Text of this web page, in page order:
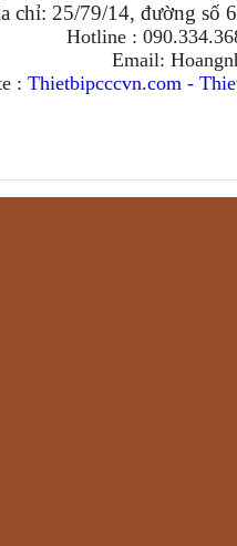
chỉ: 25/79/14, đường số
Hotline :
Email:
: Thietbipcccvn.com -